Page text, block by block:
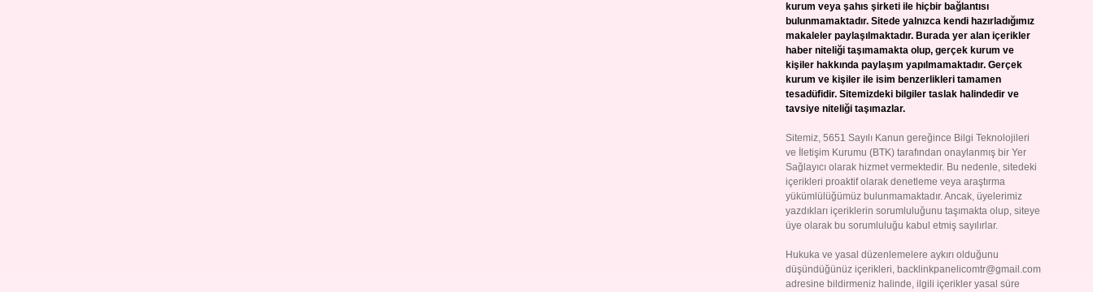
kurum veya şahıs şirketi ile hiçbir bağlantısı
bulunmamaktadır. Sitede yalnızca kendi hazırladığımız
makaleler paylaşılmaktadır. Burada yer alan içerikler
haber niteliği taşımamakta olup, gerçek kurum ve
kişiler hakkında paylaşım yapılmamaktadır. Gerçek
kurum ve kişiler ile isim benzerlikleri tamamen
tesadüfidir. Sitemizdeki bilgiler taslak halindedir ve
tavsiye niteliği taşımazlar.
Sitemiz, 5651 Sayılı Kanun gereğince Bilgi Teknolojileri
ve İletişim Kurumu (BTK) tarafından onaylanmış bir Yer
Sağlayıcı olarak hizmet vermektedir. Bu nedenle, sitedeki
içerikleri proaktif olarak denetleme veya araştırma
yükümlülüğümüz bulunmamaktadır. Ancak, üyelerimiz
yazdıkları içeriklerin sorumluluğunu taşımakta olup, siteye
üye olarak bu sorumluluğu kabul etmiş sayılırlar.
Hukuka ve yasal düzenlemelere aykırı olduğunu
düşündüğünüz içerikleri, backlinkpanelicomtr@gmail.com
adresine bildirmeniz halinde, ilgili içerikler yasal süre